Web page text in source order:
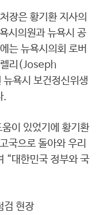
장은 황기환 지사의
시의원과 뉴욕시 공
는 뉴욕시의회 로버
리(Joseph
욕시 보건정신위생
.
이 있었기에 황기환
국으로 돌아와 우리
“대한민국 정부와 국
검 현장